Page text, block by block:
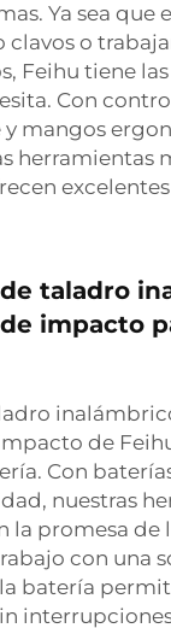
Ya sea que
clavos o
Feihu tiene
Con
mangos
herramientas
taladro
impacto
de
Con
nuestras
la promesa de
con una
batería